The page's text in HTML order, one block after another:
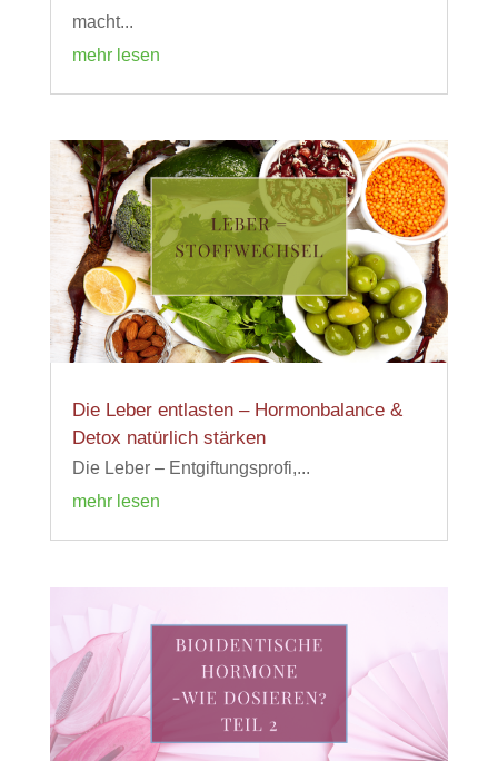
macht...
mehr lesen
Die Leber entlasten – Hormonbalance &
Detox natürlich stärken
Die Leber – Entgiftungsprofi,...
mehr lesen